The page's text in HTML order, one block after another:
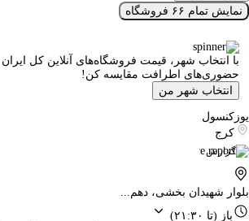
نمایش تمام ۶۶ فروشگاه
با انتخاب شهر، قیمت فروشگاه‌های آنلاین کل ایران
حضوری‌های اطرافت مقایسه کن!
انتخاب شهر من
یوزکنسول
کرج
گزارش
بلوار شهیدان بخشی، دهم...
باز (تا ۲۱:۳۰)